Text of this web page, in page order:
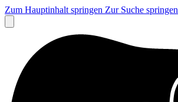
Zum Hauptinhalt springen Zur Suche springen